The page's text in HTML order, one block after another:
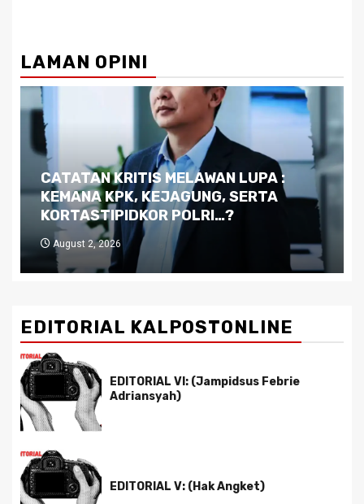
LAMAN OPINI
Dilema Kaltim di Tengah Krisis:
Kutukan Sumber Daya Alam dan
Pemimpin yang Tak Kreatif
July 29, 2026
EDITORIAL KALPOSTONLINE
EDITORIAL VI: (Jampidsus Febrie
Adriansyah)
EDITORIAL V: (Hak Angket)